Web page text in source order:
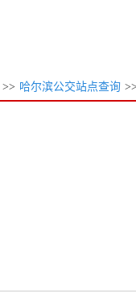
>> 哈尔滨公交站点查询